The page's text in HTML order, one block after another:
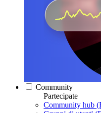
Community
Partecipate
Community hub